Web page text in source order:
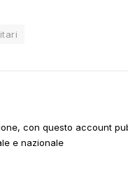
con questo account
e nazionale